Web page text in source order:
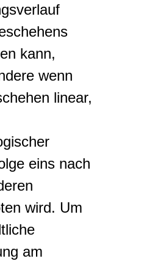
kann,
wenn
linear,
eins nach
wird. Um
am